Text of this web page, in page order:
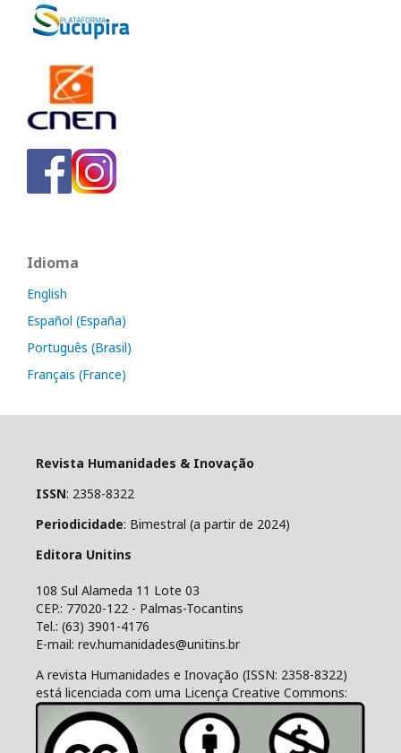
Idioma
English
Español (España)
Português (Brasil)
Français (France)
Revista Humanidades & Inovação
ISSN: 2358-8322
Periodicidade: Bimestral (a partir de 2024)
Editora Unitins
108 Sul Alameda 11 Lote 03
CEP.: 77020-122 - Palmas-Tocantins
Tel.: (63) 3901-4176
E-mail: rev.humanidades@unitins.br
A revista Humanidades e Inovação (ISSN: 2358-8322)
está licenciada com uma Licença Creative Commons: